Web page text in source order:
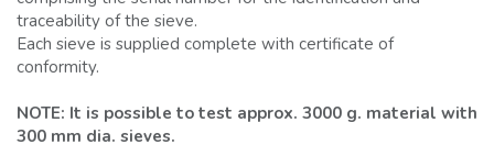
traceability of the sieve.
Each sieve is supplied complete with certificate of
conformity.
NOTE: It is possible to test approx. 3000 g. material with
300 mm dia. sieves.